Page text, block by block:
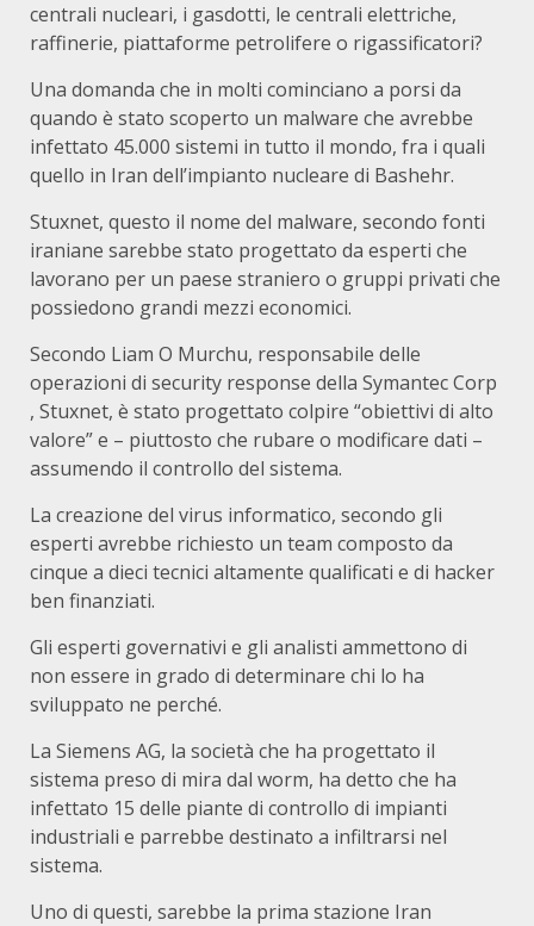
centrali nucleari, i gasdotti, le centrali elettriche,
raffinerie, piattaforme petrolifere o rigassificatori?
Una domanda che in molti cominciano a porsi da
quando è stato scoperto un malware che avrebbe
infettato 45.000 sistemi in tutto il mondo, fra i quali
quello in Iran dell’impianto nucleare di Bashehr.
Stuxnet, questo il nome del malware, secondo fonti
iraniane sarebbe stato progettato da esperti che
lavorano per un paese straniero o gruppi privati che
possiedono grandi mezzi economici.
Secondo Liam O Murchu, responsabile delle
operazioni di security response della Symantec Corp
, Stuxnet, è stato progettato colpire “obiettivi di alto
valore” e – piuttosto che rubare o modificare dati –
assumendo il controllo del sistema.
La creazione del virus informatico, secondo gli
esperti avrebbe richiesto un team composto da
cinque a dieci tecnici altamente qualificati e di hacker
ben finanziati.
Gli esperti governativi e gli analisti ammettono di
non essere in grado di determinare chi lo ha
sviluppato ne perché.
La Siemens AG, la società che ha progettato il
sistema preso di mira dal worm, ha detto che ha
infettato 15 delle piante di controllo di impianti
industriali e parrebbe destinato a infiltrarsi nel
sistema.
Uno di questi, sarebbe la prima stazione Iran